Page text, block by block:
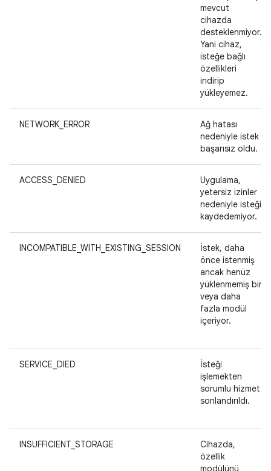
mevcut
cihazda
desteklenmiyor.
Yani cihaz,
isteğe bağlı
özellikleri
indirip
yükleyemez.
NETWORK_ERROR
Ağ hatası
nedeniyle istek
başarısız oldu.
ACCESS_DENIED
Uygulama,
yetersiz izinler
nedeniyle isteği
kaydedemiyor.
INCOMPATIBLE_WITH_EXISTING_SESSION
İstek, daha
önce istenmiş
ancak henüz
yüklenmemiş bir
veya daha
fazla modül
içeriyor.
SERVICE_DIED
İsteği
işlemekten
sorumlu hizmet
sonlandırıldı.
INSUFFICIENT_STORAGE
Cihazda,
özellik
modülünü